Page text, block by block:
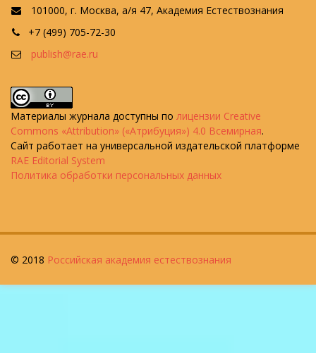
101000, г. Москва, а/я 47, Академия Естествознания
+7 (499) 705-72-30
publish@rae.ru
Материалы журнала доступны по лицензии Creative
Commons «Attribution» («Атрибуция») 4.0 Всемирная.
Сайт работает на универсальной издательской платформе
RAE Editorial System
Политика обработки персональных данных
© 2018 Российская академия естествознания